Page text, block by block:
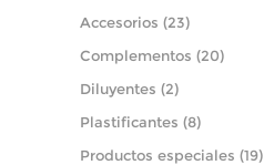
Accesorios (23)
Complementos (20)
Diluyentes (2)
Plastificantes (8)
Productos especiales (19)